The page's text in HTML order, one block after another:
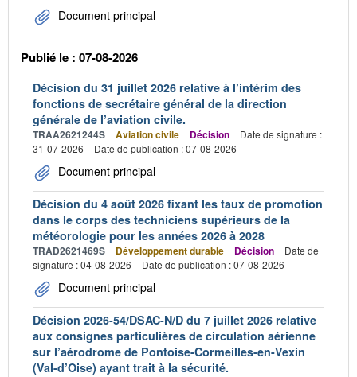
Document principal
Publié le : 07-08-2026
Décision du 31 juillet 2026 relative à l’intérim des
fonctions de secrétaire général de la direction
générale de l’aviation civile.
TRAA2621244S Aviation civile Décision
Date de signature :
31-07-2026
Date de publication : 07-08-2026
Document principal
Décision du 4 août 2026 fixant les taux de promotion
dans le corps des techniciens supérieurs de la
météorologie pour les années 2026 à 2028
TRAD2621469S Développement durable Décision
Date de
signature : 04-08-2026
Date de publication : 07-08-2026
Document principal
Décision 2026-54/DSAC-N/D du 7 juillet 2026 relative
aux consignes particulières de circulation aérienne
sur l’aérodrome de Pontoise-Cormeilles-en-Vexin
(Val-d’Oise) ayant trait à la sécurité.